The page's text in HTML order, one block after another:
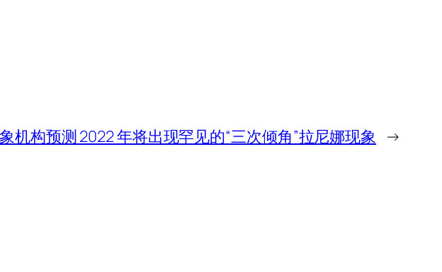
机构预测 2022 年将出现罕见的“三次倾角”拉尼娜现象 →